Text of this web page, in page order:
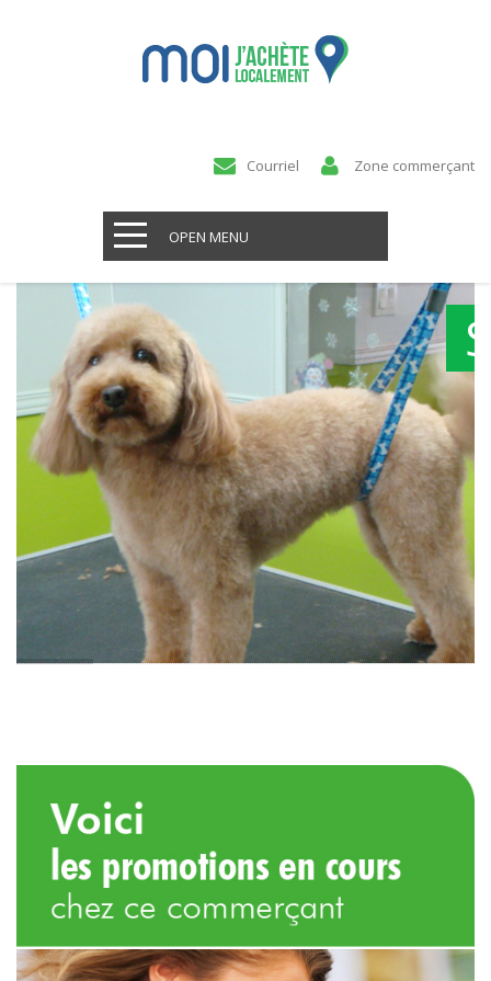
Courriel Zone commerçant
OPEN MENU